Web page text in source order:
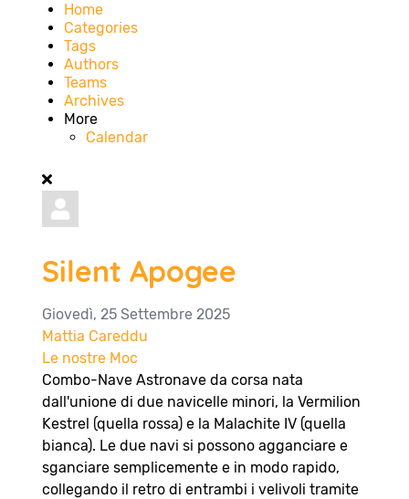
Home
Categories
Tags
Authors
Teams
Archives
More
Calendar
Silent Apogee
Giovedì, 25 Settembre 2025
Mattia Careddu
Le nostre Moc
Combo-Nave Astronave da corsa nata
dall'unione di due navicelle minori, la Vermilion
Kestrel (quella rossa) e la Malachite IV (quella
bianca). Le due navi si possono agganciare e
sganciare semplicemente e in modo rapido,
collegando il retro di entrambi i velivoli tramite